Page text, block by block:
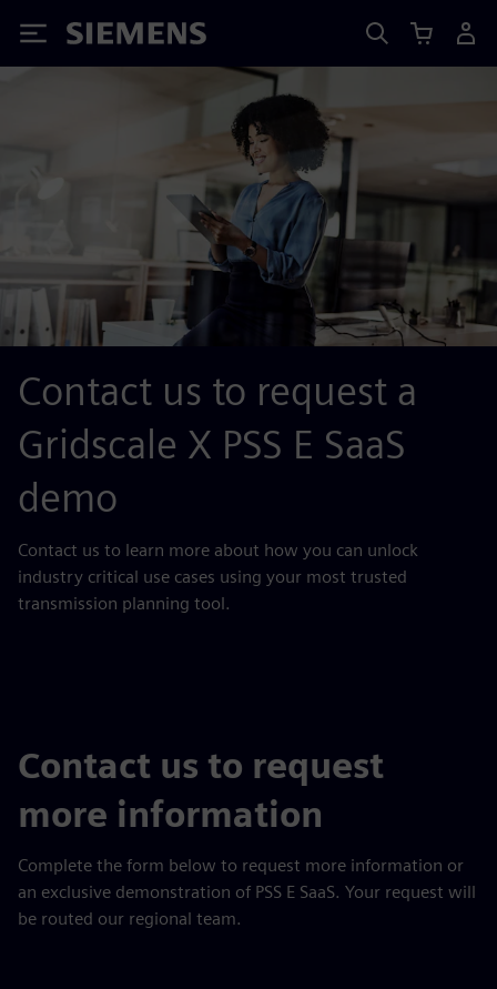
Siemens
Contact us to request a
Gridscale X PSS E SaaS
demo
Contact us to learn more about how you can unlock
industry critical use cases using your most trusted
transmission planning tool.
Contact us to request
more information
Complete the form below to request more information or
an exclusive demonstration of PSS E SaaS. Your request will
be routed our regional team.